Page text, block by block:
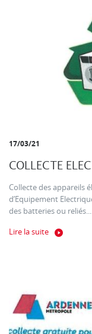
17/03/21
COLLECTE
Collecte des appareils
d’Equipement
des batteries ou reliés...
Lire la suite